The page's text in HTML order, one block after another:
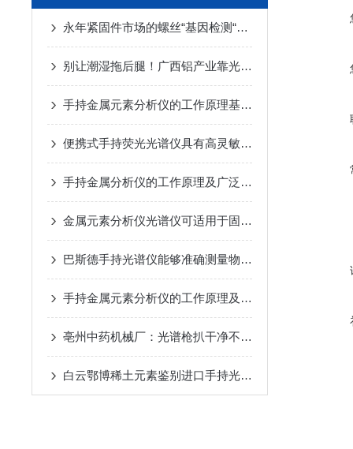
永年紧固件市场的螺丝“基因检测“，光谱枪专治各种“混血“
别让潮湿拖后腿！广西铝产业靠光谱仪告别“变色翻车”
手持金属元素分析仪的工作原理基于光谱技术
便携式手持荧光光谱仪具有高灵敏度和快速响应的特点
手持金属分析仪的工作原理及广泛应用途径
金属元素分析仪光谱仪可适用于固体、液体甚至是气体的分析
巴斯德手持光谱仪能够准确测量物质的光谱特性
手持金属元素分析仪的工作原理及性能特点
亳州中药机械厂：光谱枪扒干净不锈钢药机的“材质猫腻”
白云鄂博稀土元素鉴别进口手持光谱仪在矿堆上给镧铈镨钕技术特点